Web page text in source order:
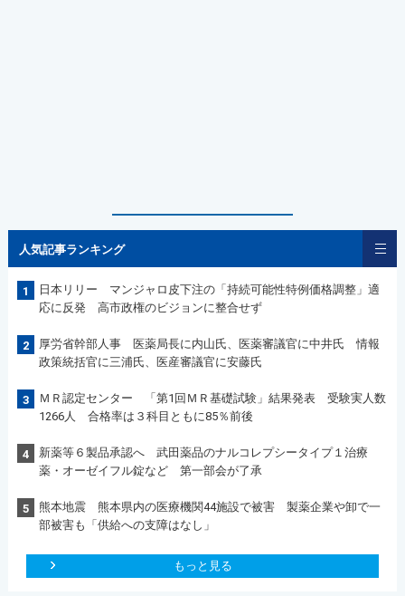
人気記事ランキング
1
日本リリー マンジャロ皮下注の「持続可能性特例価格調整」適
応に反発 高市政権のビジョンに整合せず
2
厚労省幹部人事 医薬局長に内山氏、医薬審議官に中井氏 情報
政策統括官に三浦氏、医産審議官に安藤氏
3
ＭＲ認定センター 「第1回ＭＲ基礎試験」結果発表 受験実人数
1266人 合格率は３科目ともに85％前後
4
新薬等６製品承認へ 武田薬品のナルコレプシータイプ１治療
薬・オーゼイフル錠など 第一部会が了承
5
熊本地震 熊本県内の医療機関44施設で被害 製薬企業や卸で一
部被害も「供給への支障はなし」
もっと見る